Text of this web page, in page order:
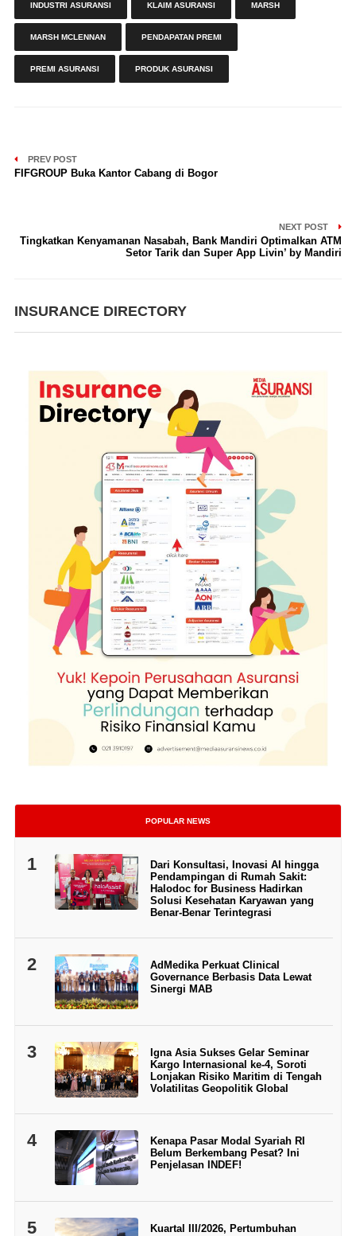
INDUSTRI ASURANSI KLAIM ASURANSI MARSH
MARSH MCLENNAN PENDAPATAN PREMI
PREMI ASURANSI PRODUK ASURANSI
PREV POST
FIFGROUP Buka Kantor Cabang di Bogor
NEXT POST
Tingkatkan Kenyamanan Nasabah, Bank Mandiri Optimalkan ATM
Setor Tarik dan Super App Livin’ by Mandiri
INSURANCE DIRECTORY
POPULAR NEWS
1
Dari Konsultasi, Inovasi AI hingga
Pendampingan di Rumah Sakit:
Halodoc for Business Hadirkan
Solusi Kesehatan Karyawan yang
Benar-Benar Terintegrasi
2
AdMedika Perkuat Clinical
Governance Berbasis Data Lewat
Sinergi MAB
3
Igna Asia Sukses Gelar Seminar
Kargo Internasional ke-4, Soroti
Lonjakan Risiko Maritim di Tengah
Volatilitas Geopolitik Global
4
Kenapa Pasar Modal Syariah RI
Belum Berkembang Pesat? Ini
Penjelasan INDEF!
5
Kuartal III/2026, Pertumbuhan